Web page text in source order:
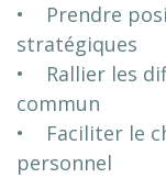
• Prendre
stratégiques
• Rallier les
commun
• Faciliter le
personnel